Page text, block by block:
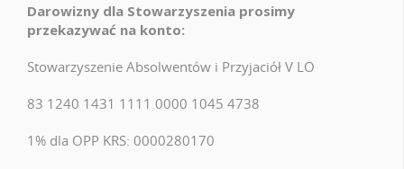
Darowizny dla Stowarzyszenia prosimy
przekazywać na konto:
Stowarzyszenie Absolwentów i Przyjaciół V LO
83 1240 1431 1111 0000 1045 4738
1% dla OPP KRS: 0000280170